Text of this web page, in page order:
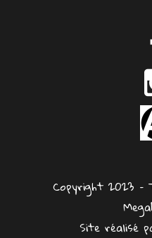
Copyright 2023 –
Site réalisé